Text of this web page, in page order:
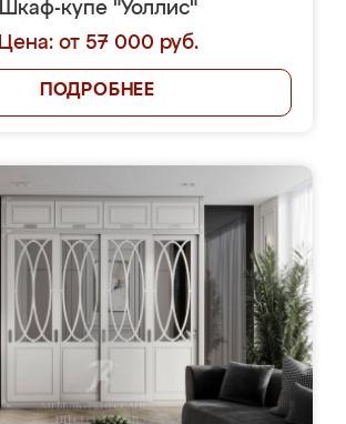
Шкаф-купе "Уоллис"
Цена: от 57 000 руб.
ПОДРОБНЕЕ